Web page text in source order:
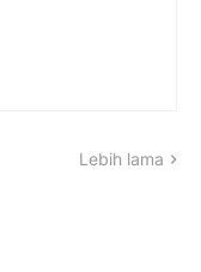
Lebih lama